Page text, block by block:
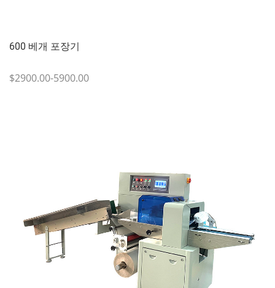
600 베개 포장기
$2900.00-5900.00